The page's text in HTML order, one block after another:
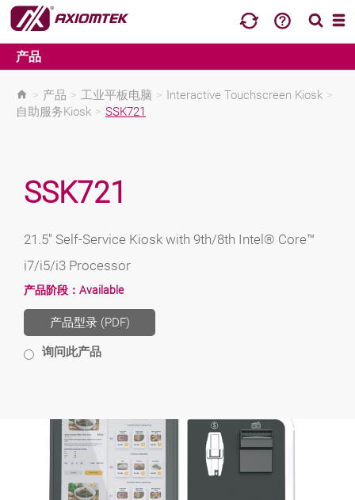
产品
> 产品 > 工业平板电脑 > Interactive Touchscreen Kiosk >
自助服务Kiosk > SSK721
SSK721
21.5" Self-Service Kiosk with 9th/8th Intel® Core™
i7/i5/i3 Processor
产品阶段： Available
产品型录 (PDF)
询问此产品